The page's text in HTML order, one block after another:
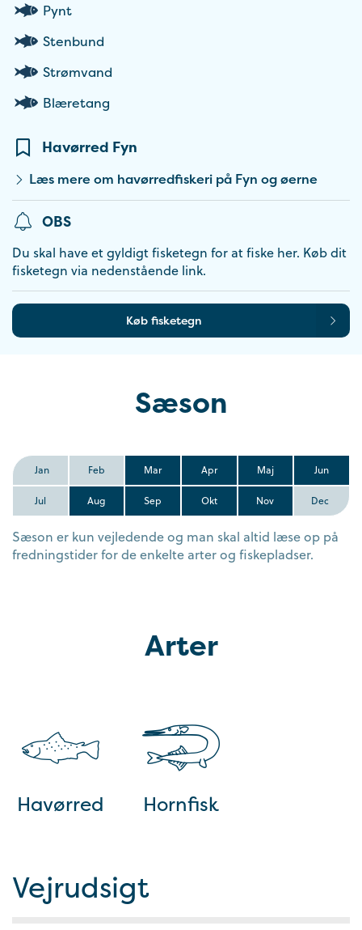
Pynt
Stenbund
Strømvand
Blæretang
Havørred Fyn
Læs mere om havørredfiskeri på Fyn og øerne
OBS
Du skal have et gyldigt fisketegn for at fiske her. Køb dit
fisketegn via nedenstående link.
Køb fisketegn
Sæson
Jan Feb Mar Apr Maj Jun
Jul Aug Sep Okt Nov Dec
Sæson er kun vejledende og man skal altid læse op på
fredningstider for de enkelte arter og fiskepladser.
Arter
Havørred Hornfisk
Vejrudsigt